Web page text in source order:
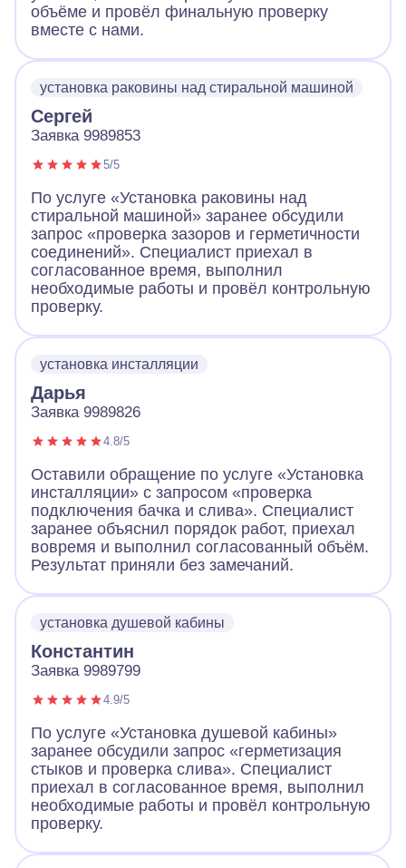
объёме и провёл финальную проверку
вместе с нами.
установка раковины над стиральной машиной
Сергей
Заявка 9989853
5/5
По услуге «Установка раковины над
стиральной машиной» заранее обсудили
запрос «проверка зазоров и герметичности
соединений». Специалист приехал в
согласованное время, выполнил
необходимые работы и провёл контрольную
проверку.
установка инсталляции
Дарья
Заявка 9989826
4.8/5
Оставили обращение по услуге «Установка
инсталляции» с запросом «проверка
подключения бачка и слива». Специалист
заранее объяснил порядок работ, приехал
вовремя и выполнил согласованный объём.
Результат приняли без замечаний.
установка душевой кабины
Константин
Заявка 9989799
4.9/5
По услуге «Установка душевой кабины»
заранее обсудили запрос «герметизация
стыков и проверка слива». Специалист
приехал в согласованное время, выполнил
необходимые работы и провёл контрольную
проверку.